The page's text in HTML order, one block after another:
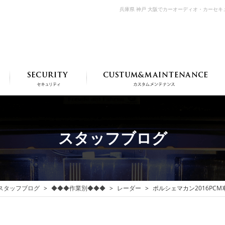
兵庫県 神戸 大阪でカーオーディオ・カーセ
スタッフブログ
タッフブログ ◆◆◆作業別◆◆◆ レーダー ポルシェマカン